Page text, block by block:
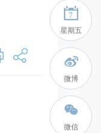
7
星期五
微博
微信